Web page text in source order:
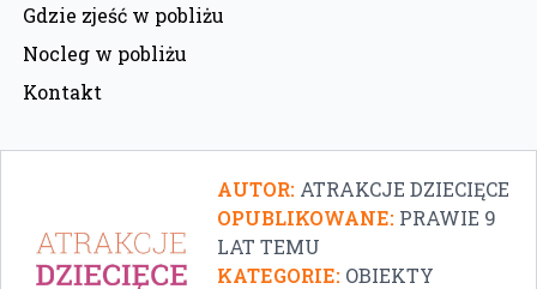
Gdzie zjeść w pobliżu
Nocleg w pobliżu
Kontakt
AUTOR: ATRAKCJE DZIECIĘCE
OPUBLIKOWANE: PRAWIE 9
LAT TEMU
KATEGORIE: OBIEKTY